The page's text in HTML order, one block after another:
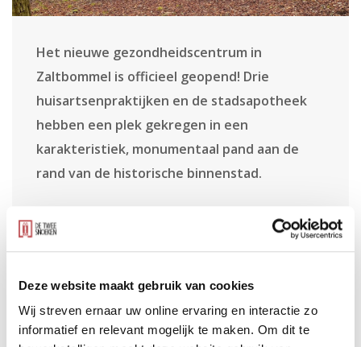
Deze website maakt gebruik van cookies
Wij streven ernaar uw online ervaring en interactie zo
informatief en relevant mogelijk te maken. Om dit te
Het nieuwe gezondheidscentrum in
Zaltbommel is officieel geopend! Drie
huisartsenpraktijken en de stadsapotheek
hebben een plek gekregen in een
karakteristiek, monumentaal pand aan de
rand van de historische binnenstad.
tussen de stadswallen en de haven. Het pand is met
zorg herontwikkeld, waarbij de monumentale waarde
behouden is gebleven en tegelijkertijd ruimte is